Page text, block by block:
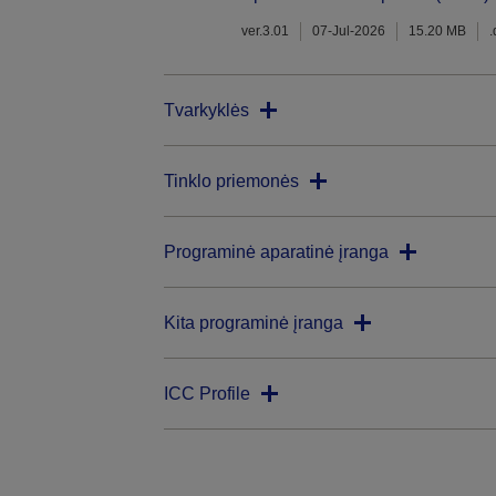
ver.3.01 07-Jul-2026 15.20 MB
Tvarkyklės
Tinklo priemonės
Programinė aparatinė įranga
Kita programinė įranga
ICC Profile